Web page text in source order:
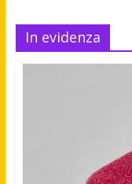
In evidenza